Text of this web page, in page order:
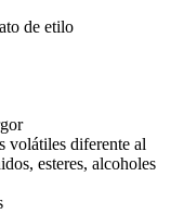
de etilo
volátiles diferente al
esteres, alcoholes